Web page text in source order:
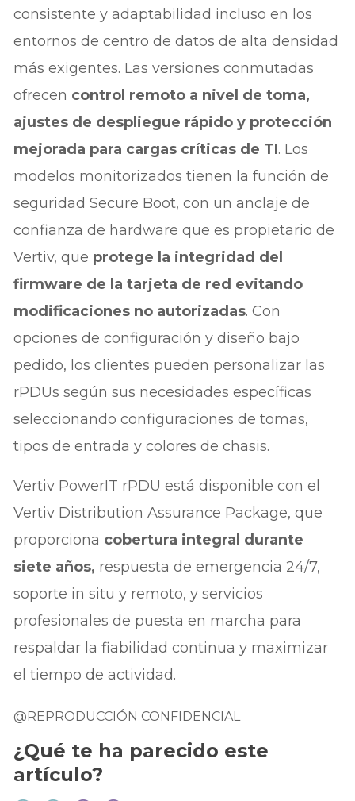
consistente y adaptabilidad incluso en los
entornos de centro de datos de alta densidad
más exigentes. Las versiones conmutadas
ofrecen control remoto a nivel de toma,
ajustes de despliegue rápido y protección
mejorada para cargas críticas de TI. Los
modelos monitorizados tienen la función de
seguridad Secure Boot, con un anclaje de
confianza de hardware que es propietario de
Vertiv, que protege la integridad del
firmware de la tarjeta de red evitando
modificaciones no autorizadas. Con
opciones de configuración y diseño bajo
pedido, los clientes pueden personalizar las
rPDUs según sus necesidades específicas
seleccionando configuraciones de tomas,
tipos de entrada y colores de chasis.
Vertiv PowerIT rPDU está disponible con el
Vertiv Distribution Assurance Package, que
proporciona cobertura integral durante
siete años, respuesta de emergencia 24/7,
soporte in situ y remoto, y servicios
profesionales de puesta en marcha para
respaldar la fiabilidad continua y maximizar
el tiempo de actividad.
@REPRODUCCIÓN CONFIDENCIAL
¿Qué te ha parecido este
artículo?